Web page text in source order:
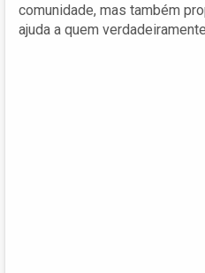
comunidade, mas também
ajuda a quem